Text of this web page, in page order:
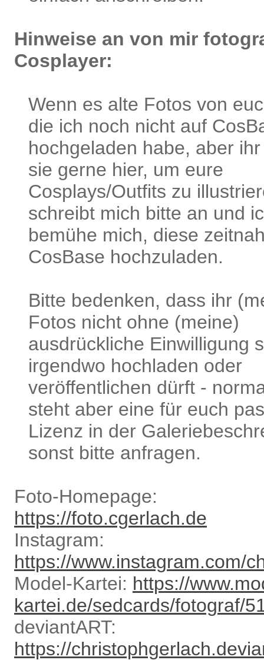
Hinweise an von mir
Cosplayer:
Wenn es alte Fotos von
die ich noch nicht auf
hochgeladen habe, aber
sie gerne hier, um eure
Cosplays/Outfits zu
schreibt mich bitte an und
bemühe mich, diese
CosBase hochzuladen.
Bitte bedenken, dass ihr
Fotos nicht ohne (meine)
ausdrückliche Einwilligung
irgendwo hochladen oder
veröffentlichen dürft -
steht aber eine für euch
Lizenz in der
sonst bitte anfragen.
Foto-Homepage:
https://foto.cgerlach.de
Instagram:
https://www.instagram.com/
Model-Kartei: https://
kartei.de/sedcards/fotograf/
deviantART:
https://